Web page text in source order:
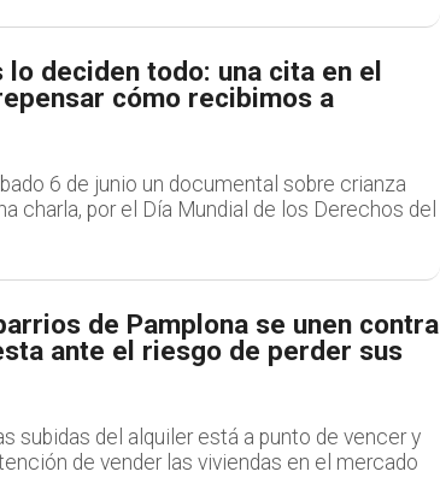
deciden todo: una cita en el
cómo recibimos a
6 de junio un documental sobre crianza
charla, por el Día Mundial de los Derechos del
de Pamplona se unen contra
ante el riesgo de perder sus
subidas del alquiler está a punto de vencer y
de vender las viviendas en el mercado